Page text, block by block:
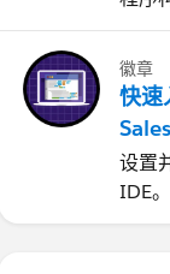
徽章
快速
设置
IDE。